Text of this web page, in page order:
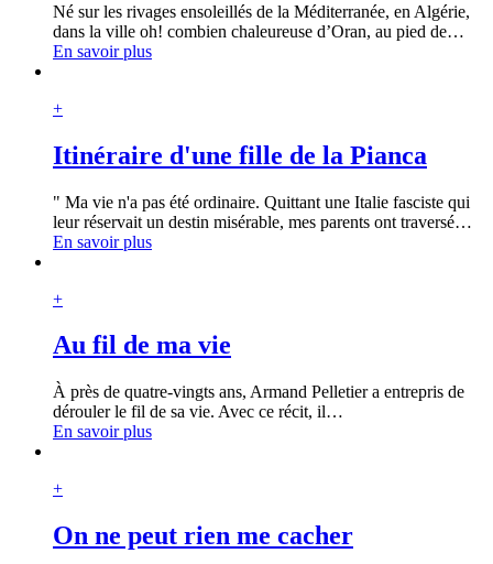
Né sur les rivages ensoleillés de la Méditerranée, en Algérie,
dans la ville oh! combien chaleureuse d’Oran, au pied de…
En savoir plus
+
Itinéraire d'une fille de la Pianca
" Ma vie n'a pas été ordinaire. Quittant une Italie fasciste qui
leur réservait un destin misérable, mes parents ont traversé…
En savoir plus
+
Au fil de ma vie
À près de quatre-vingts ans, Armand Pelletier a entrepris de
dérouler le fil de sa vie. Avec ce récit, il…
En savoir plus
+
On ne peut rien me cacher